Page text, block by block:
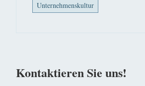
Unternehmenskultur
Kontaktieren Sie uns!